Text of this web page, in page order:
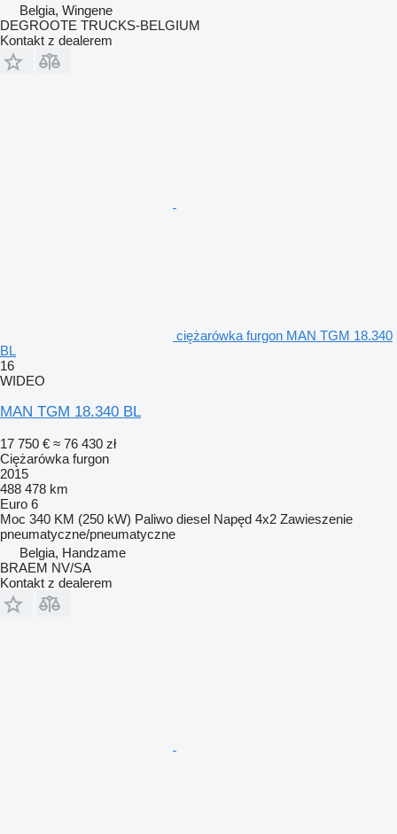
Belgia, Wingene
DEGROOTE TRUCKS-BELGIUM
Kontakt z dealerem
ciężarówka furgon MAN TGM 18.340
BL
16
WIDEO
MAN TGM 18.340 BL
17 750 € ≈ 76 430 zł
Ciężarówka furgon
2015
488 478 km
Euro 6
Moc 340 KM (250 kW) Paliwo diesel Napęd 4x2 Zawieszenie
pneumatyczne/pneumatyczne
Belgia, Handzame
BRAEM NV/SA
Kontakt z dealerem